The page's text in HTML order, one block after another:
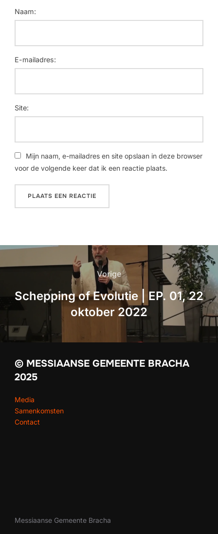
Naam:
E-mailadres:
Site:
Mijn naam, e-mailadres en site opslaan in deze browser
voor de volgende keer dat ik een reactie plaats.
Vorige
Schepping of Evolutie | EP. 01, 22
oktober 2022
© MESSIAANSE GEMEENTE BRACHA
2025
Media
Samenkomsten
Contact
Messiaanse Gemeente Bracha